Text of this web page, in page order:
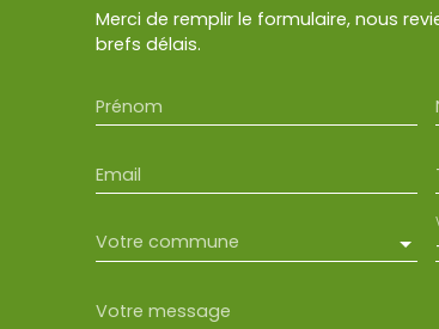
Merci de remplir le formulaire, nous
brefs délais.
Prénom
Email
Votre commune
Votre message